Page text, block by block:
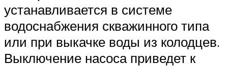
устанавливается в системе
водоснабжения скважинного типа
или при выкачке воды из колодцев.
Выключение насоса приведет к